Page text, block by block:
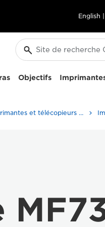
English
Objectifs
Imprimantes et télécopieurs professionnels